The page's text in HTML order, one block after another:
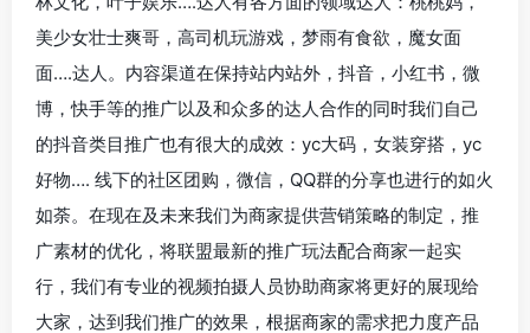
美少女壮士爽哥，高司机玩游戏，梦雨有食欲，魔女面
面….达人。内容渠道在保持站内站外，抖音，小红书，微
博，快手等的推广以及和众多的达人合作的同时我们自己
的抖音类目推广也有很大的成效：yc大码，女装穿搭，yc
好物…. 线下的社区团购，微信，QQ群的分享也进行的如火
如荼。在现在及未来我们为商家提供营销策略的制定，推
广素材的优化，将联盟最新的推广玩法配合商家一起实
行，我们有专业的视频拍摄人员协助商家将更好的展现给
大家，达到我们推广的效果，根据商家的需求把力度产品